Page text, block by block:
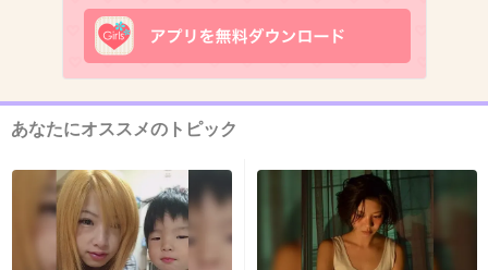
出典：blog-imgs-52-origin.fc2.com
12. 匿名2013/05/10(金) 19:19:11
＞酒井はマスコミに対して「掲載OKなのは美談
あなたにオススメのトピック